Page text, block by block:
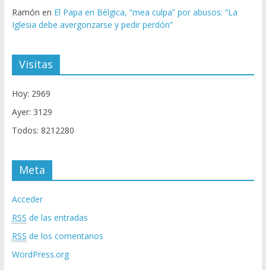
Ramón en El Papa en Bélgica, “mea culpa” por abusos: “La
Iglesia debe avergonzarse y pedir perdón”
Visitas
Hoy: 2969
Ayer: 3129
Todos: 8212280
Meta
Acceder
RSS de las entradas
RSS de los comentarios
WordPress.org